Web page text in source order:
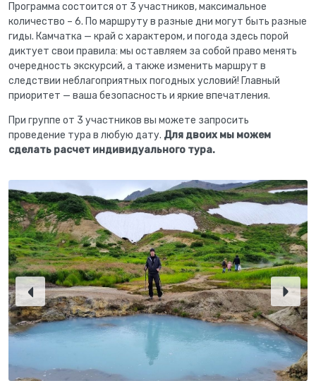
Программа состоится от 3 участников, максимальное
количество – 6. По маршруту в разные дни могут быть разные
гиды. Камчатка — край с характером, и погода здесь порой
диктует свои правила: мы оставляем за собой право менять
очередность экскурсий, а также изменить маршрут в
следствии неблагоприятных погодных условий! Главный
приоритет — ваша безопасность и яркие впечатления.
При группе от 3 участников вы можете запросить
проведение тура в любую дату. Для двоих мы можем
сделать расчет индивидуального тура.